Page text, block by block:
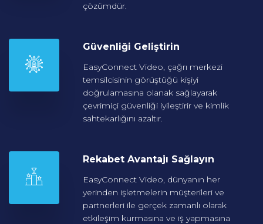
çözümdür.
Güvenliği Geliştirin
EasyConnect Video, çağrı merkezi
temsilcisinin görüştüğü kişiyi
doğrulamasına olanak sağlayarak
çevrimiçi güvenliği iyileştirir ve kimlik
sahtekarlığını azaltır.
Rekabet Avantajı Sağlayın
EasyConnect Video, dünyanın her
yerinden işletmelerin müşterileri ve
partnerleri ile gerçek zamanlı olarak
etkileşim kurmasına ve iş yapmasına